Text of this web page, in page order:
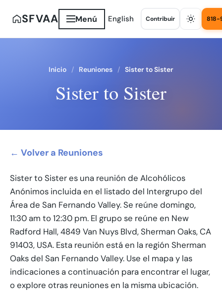
SFVAA Menú English Contribuir 818-
Inicio Reuniones Sister to Sister
Sister to Sister
← Volver a Reuniones
Sister to Sister es una reunión de Alcohólicos
Anónimos incluida en el listado del Intergrupo del
Área de San Fernando Valley. Se reúne domingo,
11:30 am to 12:30 pm. El grupo se reúne en New
Radford Hall, 4849 Van Nuys Blvd, Sherman Oaks, CA
91403, USA. Esta reunión está en la región Sherman
Oaks del San Fernando Valley. Use el mapa y las
indicaciones a continuación para encontrar el lugar,
o explore otras reuniones en la misma ubicación.